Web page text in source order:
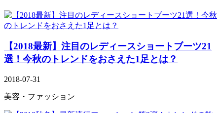
【2018最新】注目のレディースショートブーツ21
選！今秋のトレンドをおさえた1足とは？
2018-07-31
美容・ファッション